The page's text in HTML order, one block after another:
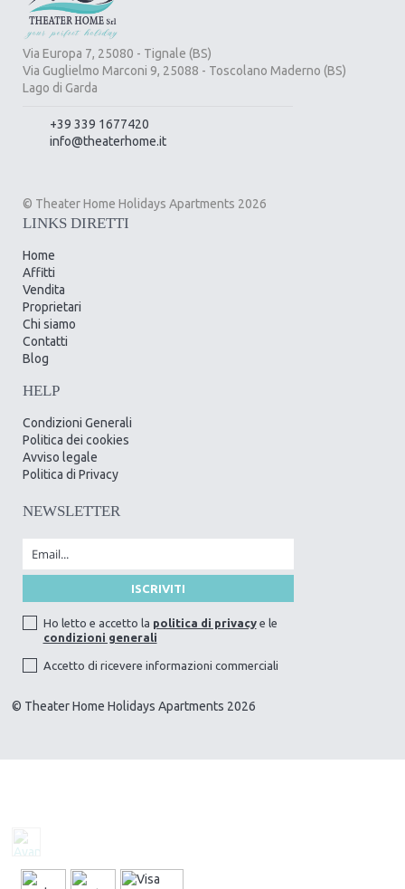
Via Europa 7, 25080 - Tignale (BS)
Via Guglielmo Marconi 9, 25088 - Toscolano Maderno (BS)
Lago di Garda
+39 339 1677420
info@theaterhome.it
© Theater Home Holidays Apartments 2026
LINKS DIRETTI
Home
Affitti
Vendita
Proprietari
Chi siamo
Contatti
Blog
HELP
Condizioni Generali
Politica dei cookies
Avviso legale
Politica di Privacy
NEWSLETTER
Ho letto e accetto la politica di privacye le
condizioni generali
Accetto di ricevere informazioni commerciali
© Theater Home Holidays Apartments 2026